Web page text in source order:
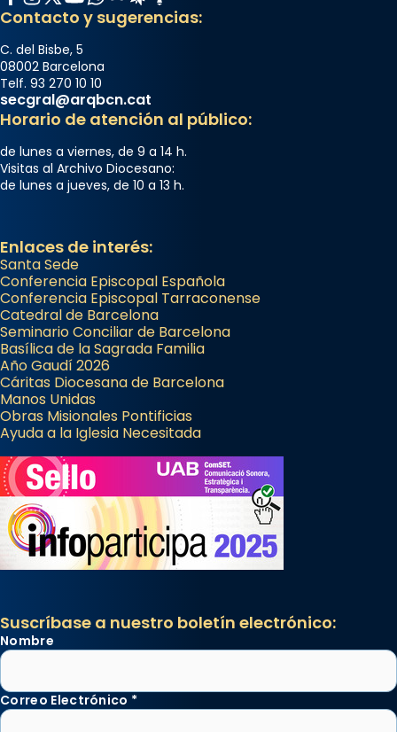
Contacto y sugerencias:
C. del Bisbe, 5
08002 Barcelona
Telf. 93 270 10 10
secgral@arqbcn.cat
Horario de atención al público:
de lunes a viernes, de 9 a 14 h.
Visitas al Archivo Diocesano:
de lunes a jueves, de 10 a 13 h.
Enlaces de interés:
Santa Sede
Conferencia Episcopal Española
Conferencia Episcopal Tarraconense
Catedral de Barcelona
Seminario Conciliar de Barcelona
Basílica de la Sagrada Familia
Año Gaudí 2026
Cáritas Diocesana de Barcelona
Manos Unidas
Obras Misionales Pontificias
Ayuda a la Iglesia Necesitada
Suscríbase a nuestro boletín electrónico:
Nombre
Correo Electrónico *